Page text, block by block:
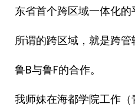
东省首个跨区域一体化的
所谓的跨区域，就是跨管
鲁B与鲁F的合作。
我师妹在海都学院工作（